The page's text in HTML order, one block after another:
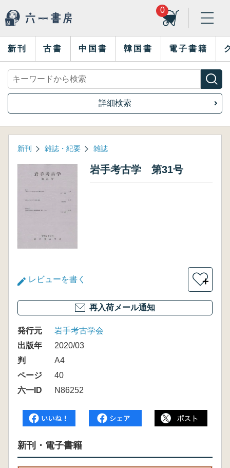
0
新刊 古書 中国書 韓国書 電子書籍
詳細検索
新刊 雑誌・紀要 雑誌
岩手考古学 第31号
レビューを書く ＋
再入荷メール通知
発行元
岩手考古学会
出版年
2020/03
判
A4
ページ
40
六一ID
N86252
新刊・電子書籍